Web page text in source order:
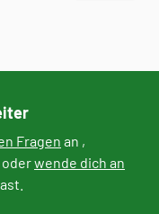
Fragen an ,
oderwende dich an